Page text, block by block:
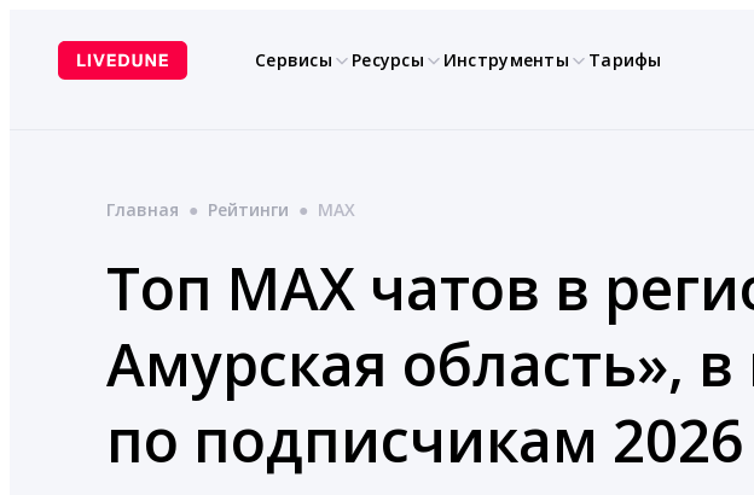
содержимому
Сервисы Ресурсы Инструменты Тарифы
Главная ● Рейтинги ● MAX
Топ MAX чатов в
Амурская область»,
по подписчикам 2026